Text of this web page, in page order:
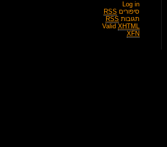
Log in
סיפורים RSS
תגובות RSS
ValidXHTML
XFN